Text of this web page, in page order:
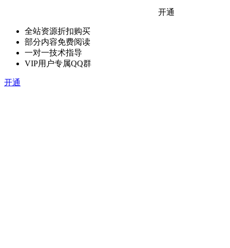
开通
全站资源折扣购买
部分内容免费阅读
一对一技术指导
VIP用户专属QQ群
开通